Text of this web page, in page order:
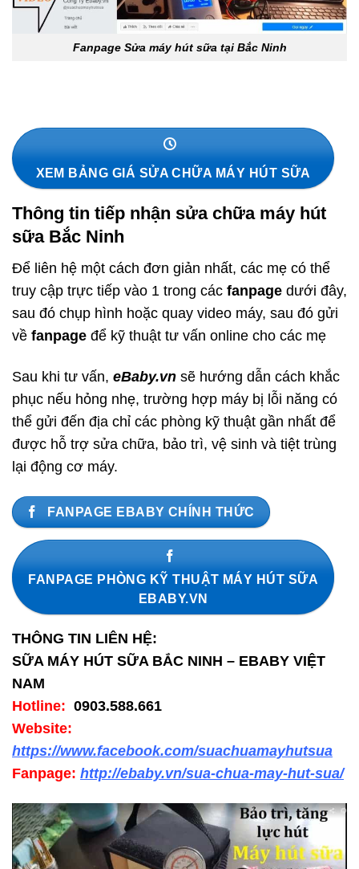
Fanpage Sửa máy hút sữa tại Bắc Ninh
XEM BẢNG GIÁ SỬA CHỮA MÁY HÚT SỮA
Thông tin tiếp nhận sửa chữa máy hút
sữa Bắc Ninh
Để liên hệ một cách đơn giản nhất, các mẹ có thể
truy cập trực tiếp vào 1 trong các fanpage dưới đây,
sau đó chụp hình hoặc quay video máy, sau đó gửi
về fanpage để kỹ thuật tư vấn online cho các mẹ
Sau khi tư vấn, eBaby.vn sẽ hướng dẫn cách khắc
phục nếu hỏng nhẹ, trường hợp máy bị lỗi năng có
thể gửi đến địa chỉ các phòng kỹ thuật gần nhất để
được hỗ trợ sửa chữa, bảo trì, vệ sinh và tiệt trùng
lại động cơ máy.
FANPAGE EBABY CHÍNH THỨC
FANPAGE PHÒNG KỸ THUẬT MÁY HÚT SỮA
EBABY.VN
THÔNG TIN LIÊN HỆ:
SỮA MÁY HÚT SỮA BẮC NINH – EBABY VIỆT
NAM
Hotline: 0903.588.661
Website:
https://www.facebook.com/suachuamayhutsua
Fanpage: http://ebaby.vn/sua-chua-may-hut-sua/